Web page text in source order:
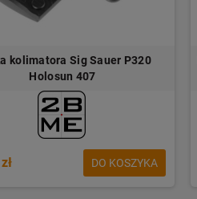
kolimatora Sig Sauer P320
Holosun 407
DO KOSZYKA